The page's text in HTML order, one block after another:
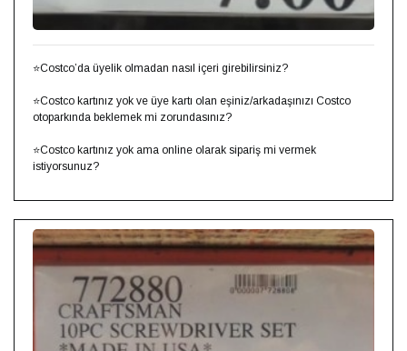
⭐Costco’da üyelik olmadan nasıl içeri girebilirsiniz?⁣⁣
⭐Costco kartınız yok ve üye kartı olan eşiniz/arkadaşınızı Costco
otoparkında beklemek mi zorundasınız?⁣⁣
⭐Costco kartınız yok ama online olarak sipariş mi vermek
istiyorsunuz?⁣⁣